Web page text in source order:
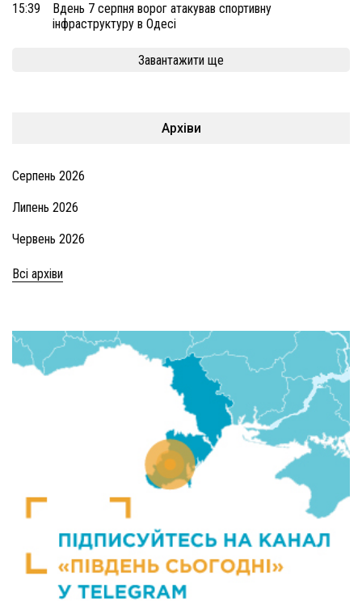
15:39
Вдень 7 серпня ворог атакував спортивну
інфраструктуру в Одесі
Завантажити ще
Архіви
Серпень 2026
Липень 2026
Червень 2026
Всі архіви